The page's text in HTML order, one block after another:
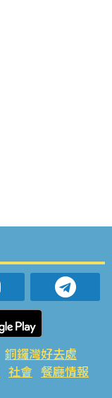
銅鑼灣好去處
社會 餐廳情報